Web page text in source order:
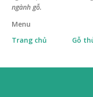
ngành gỗ.
Menu
Trang chủ
Gỗ